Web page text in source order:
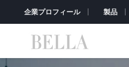
企業プロフィール 製品